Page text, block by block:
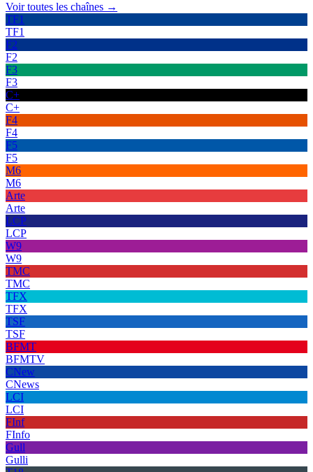
Voir toutes les chaînes →
TF1
TF1
F2
F2
F3
F3
C+
C+
F4
F4
F5
F5
M6
M6
Arte
Arte
LCP
LCP
W9
W9
TMC
TMC
TFX
TFX
TSF
TSF
BFMT
BFMTV
CNew
CNews
LCI
LCI
FInf
FInfo
Gull
Gulli